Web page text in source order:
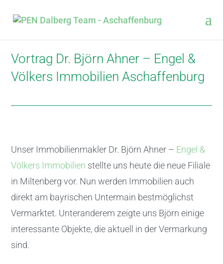
Vortrag Dr. Björn Ahner – Engel &
Völkers Immobilien Aschaffenburg
Unser Immobilienmakler Dr. Björn Ahner – Engel &
Völkers Immobilien stellte uns heute die neue Filiale
in Miltenberg vor. Nun werden Immobilien auch
direkt am bayrischen Untermain bestmöglichst
Vermarktet. Unteranderem zeigte uns Björn einige
interessante Objekte, die aktuell in der Vermarkung
sind.